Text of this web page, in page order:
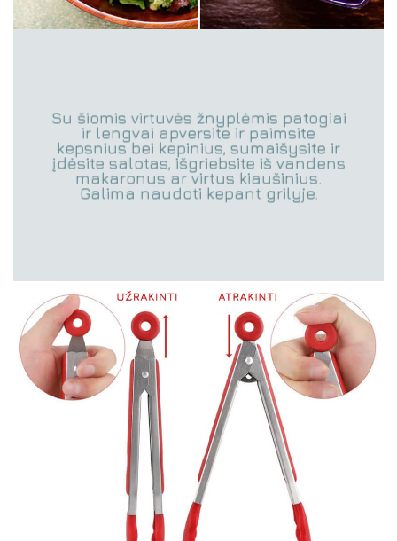
Su šiomis virtuvės žnyplėmis patogiai
ir lengvai apversite ir paimsite
kepsnius bei kepinius, sumaišysite ir
įdėsite salotas, išgriebsite iš vandens
makaronus ar virtus kiaušinius.
Galima naudoti kepant grilyje.